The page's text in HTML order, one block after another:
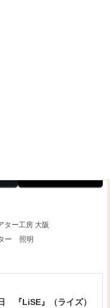
ター工房 大阪
ー 照明
『LiSE』（ライズ）